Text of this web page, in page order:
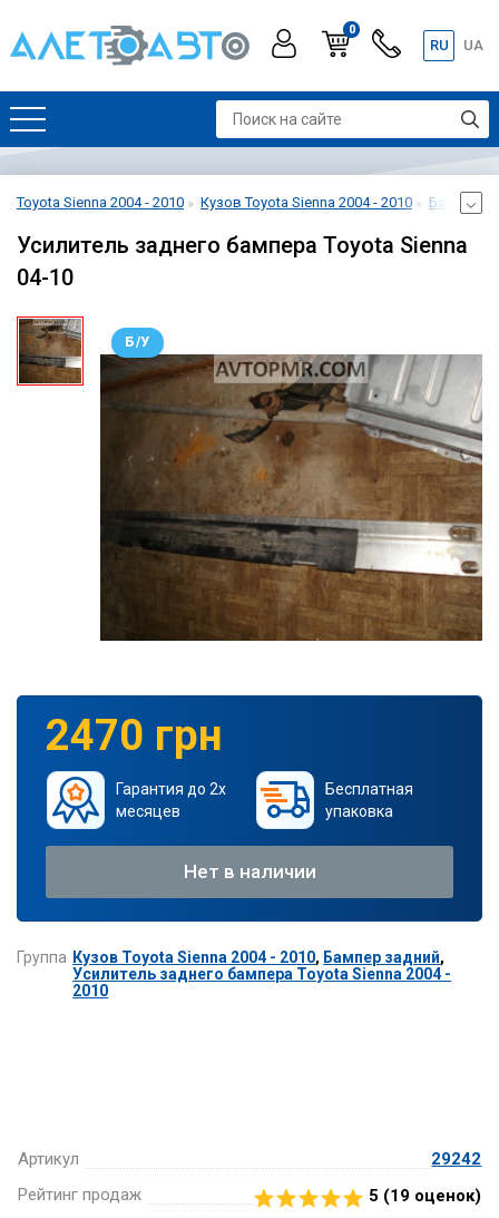
0
RU UA
Toyota Sienna 2004 - 2010 Кузов Toyota Sienna 2004 - 2010 Бампер
Усилитель заднего бампера Toyota Sienna
04-10
Б/У
Артикул
29242
Рейтинг продаж
5 (19 оценок)
2470 грн
Гарантия до 2х
месяцев
Бесплатная
упаковка
Нет в наличии
Группа Кузов Toyota Sienna 2004 - 2010, Бампер задний,
Усилитель заднего бампера Toyota Sienna 2004 -
2010